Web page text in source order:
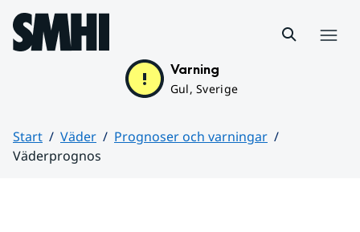
Hoppa till sidans innehåll
Varning
Gul, Sverige
Start Väder
Prognoser och varningar
Väderprognos